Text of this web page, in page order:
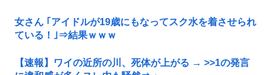
女さん ｢アイドルが19歳にもなってスク水を着させられ
ている！｣⇒結果ｗｗｗ
【速報】ワイの近所の川、死体が上がる → >>1の発言